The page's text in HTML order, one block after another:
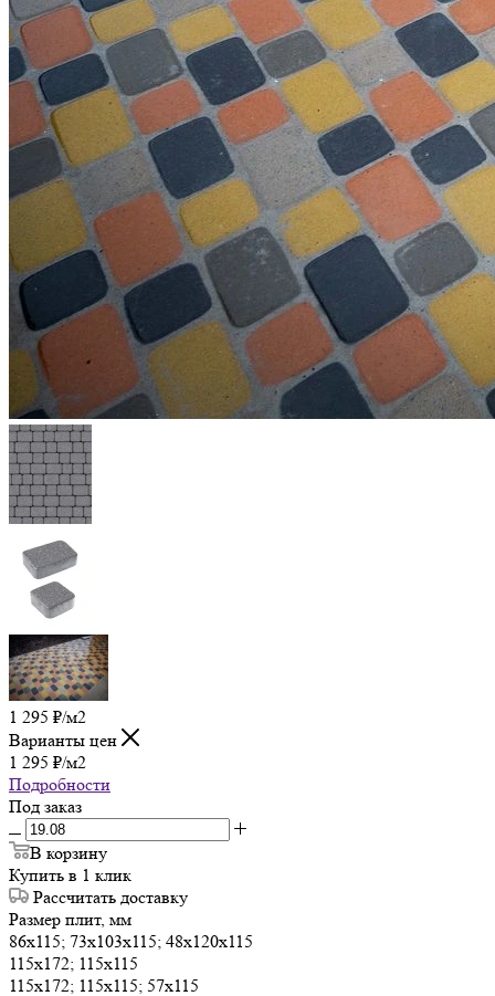
1 295 ₽/м2
Варианты цен
1 295 ₽/м2
Подробности
Под заказ
В корзину
Купить в 1 клик
Рассчитать доставку
Размер плит, мм
86х115; 73х103х115; 48х120х115
115х172; 115х115
115х172; 115х115; 57х115